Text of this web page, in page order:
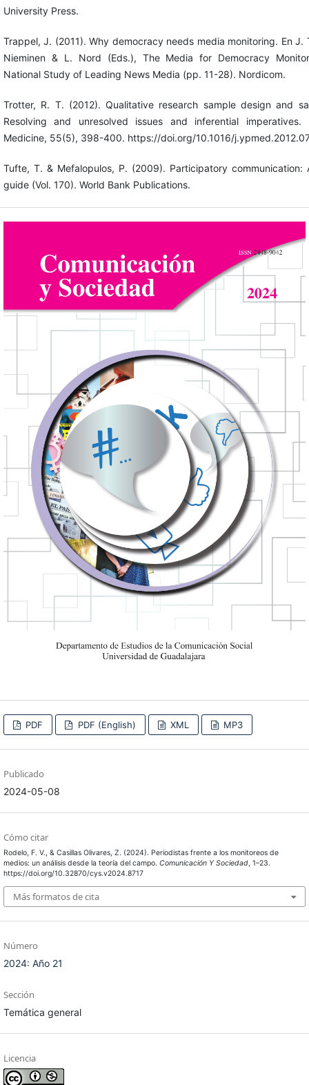
University Press.
Trappel, J. (2011). Why democracy needs media monitoring. En J.
Nieminen & L. Nord (Eds.), The Media for Democracy
National Study of Leading News Media (pp. 11-28). Nordicom.
Trotter, R. T. (2012). Qualitative research sample design and
Resolving and unresolved issues and inferential imperatives.
Medicine, 55(5), 398-400. https://doi.org/10.1016/
Tufte, T. & Mefalopulos, P. (2009). Participatory communication:
guide (Vol. 170). World Bank Publications.
PDF PDF (English) XML MP3
Publicado
2024-05-08
Cómo citar
Rodelo, F. V., & Casillas Olivares, Z. (2024). Periodistas frente a los monitoreos de
medios: un análisis desde la teoría del campo. Comunicación Y Sociedad, 1–23.
https://doi.org/10.32870/cys.v2024.8717
Más formatos de cita
Número
2024: Año 21
Sección
Temática general
Licencia